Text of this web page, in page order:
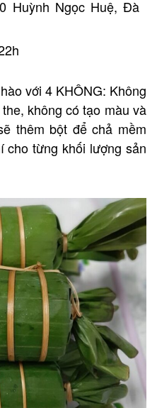
Huỳnh Ngọc Huệ, Đà
với 4 KHÔNG: Không
không có tạo màu và
thêm bột để chả mềm
cho từng khối lượng sản